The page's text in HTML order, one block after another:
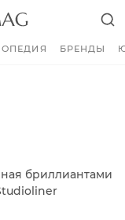
БРЕНДЫ
бриллиантами